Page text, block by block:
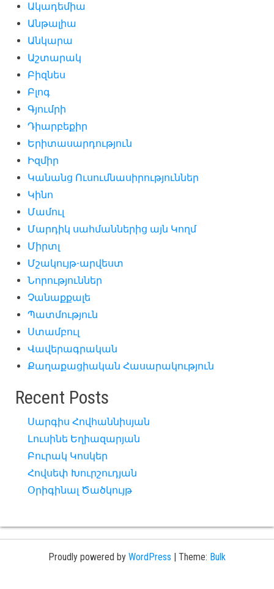
Ակադեմիա
Անթալիա
Անկարա
Աշտարակ
Բիզնես
Բլոգ
Գյումրի
Դիարբեքիր
Երիտասարդություն
Իզմիր
Կանանց Ուսումնասիրություններ
Կինո
Մամուլ
Մարդիկ սահմաններից այն Կողմ
Միրտլ
Մշակույթ-արվեստ
Նորություններ
Չանաքքալե
Պատմություն
Ստամբուլ
Վավերագրական
Քաղաքացիական Հասարակություն
Recent Posts
Սարգիս Հովհաննիսյան
Լուսինե Եղիազարյան
Բուրակ Կոսկեր
Հովսեփ Խուրշուդյան
Օրիգինալ Ծածկույթ
Proudly powered by WordPress | Theme: Bulk